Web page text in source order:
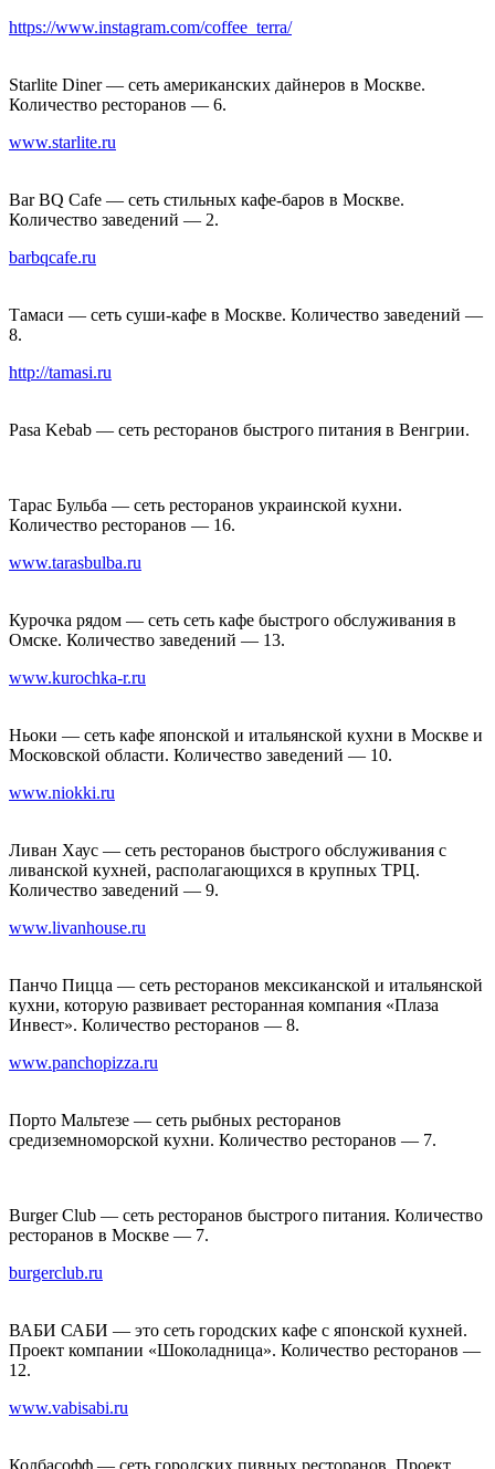
https://www.instagram.com/coffee_terra/
Starlite Diner — сеть американских дайнеров в Москве.
Количество ресторанов — 6.
www.starlite.ru
Bar BQ Cafe — сеть стильных кафе-баров в Москве.
Количество заведений — 2.
barbqcafe.ru
Тамаси — сеть суши-кафе в Москве. Количество заведений —
8.
http://tamasi.ru
Pasa Kebab — сеть ресторанов быстрого питания в Венгрии.
Тарас Бульба — сеть ресторанов украинской кухни.
Количество ресторанов — 16.
www.tarasbulba.ru
Курочка рядом — сеть сеть кафе быстрого обслуживания в
Омске. Количество заведений — 13.
www.kurochka-r.ru
Ньоки — сеть кафе японской и итальянской кухни в Москве и
Московской области. Количество заведений — 10.
www.niokki.ru
Ливан Хаус — сеть ресторанов быстрого обслуживания с
ливанской кухней, располагающихся в крупных ТРЦ.
Количество заведений — 9.
www.livanhouse.ru
Панчо Пицца — сеть ресторанов мексиканской и итальянской
кухни, которую развивает ресторанная компания «Плаза
Инвест». Количество ресторанов — 8.
www.panchopizza.ru
Порто Мальтезе — сеть рыбных ресторанов
средиземноморской кухни. Количество ресторанов — 7.
Burger Club — сеть ресторанов быстрого питания. Количество
ресторанов в Москве — 7.
burgerclub.ru
ВАБИ САБИ — это сеть городских кафе с японской кухней.
Проект компании «Шоколадница». Количество ресторанов —
12.
www.vabisabi.ru
Колбасофф — сеть городских пивных ресторанов. Проект